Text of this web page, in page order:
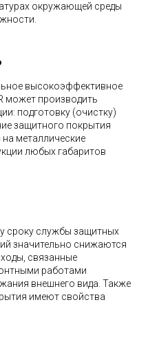
окружающей среды
высокоэффективное
может производить
подготовку (очистку)
защитного покрытия
металлические
любых габаритов
сроку службы защитных
значительно снижаются
связанные
работами
внешнего вида. Также
имеют свойства